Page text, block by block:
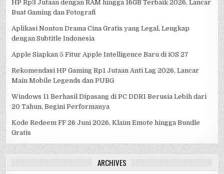
HP Rp3 Jutaan dengan RAM hingga 16GB Terbaik 2026, Lancar
Buat Gaming dan Fotografi
Aplikasi Nonton Drama Cina Gratis yang Legal, Lengkap
dengan Subtitle Indonesia
Apple Siapkan 5 Fitur Apple Intelligence Baru di iOS 27
Rekomendasi HP Gaming Rp1 Jutaan Anti Lag 2026, Lancar
Main Mobile Legends dan PUBG
Windows 11 Berhasil Dipasang di PC DDR1 Berusia Lebih dari
20 Tahun, Begini Performanya
Kode Redeem FF 26 Juni 2026, Klaim Emote hingga Bundle
Gratis
ARCHIVES